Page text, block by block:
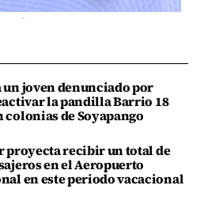
un joven denunciado por
la pandilla Barrio 18
colonias de Soyapango
proyecta recibir un total de
en el Aeropuerto
en este periodo vacacional